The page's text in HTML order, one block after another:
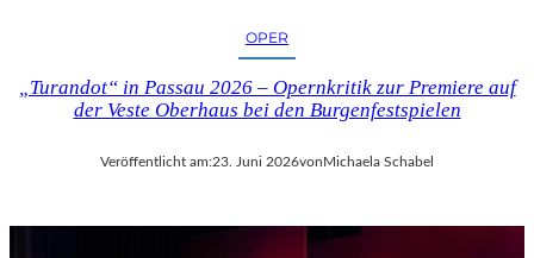
OPER
„Turandot“ in Passau 2026 – Opernkritik zur Premiere auf
der Veste Oberhaus bei den Burgenfestspielen
Veröffentlicht am:23. Juni 2026vonMichaela Schabel